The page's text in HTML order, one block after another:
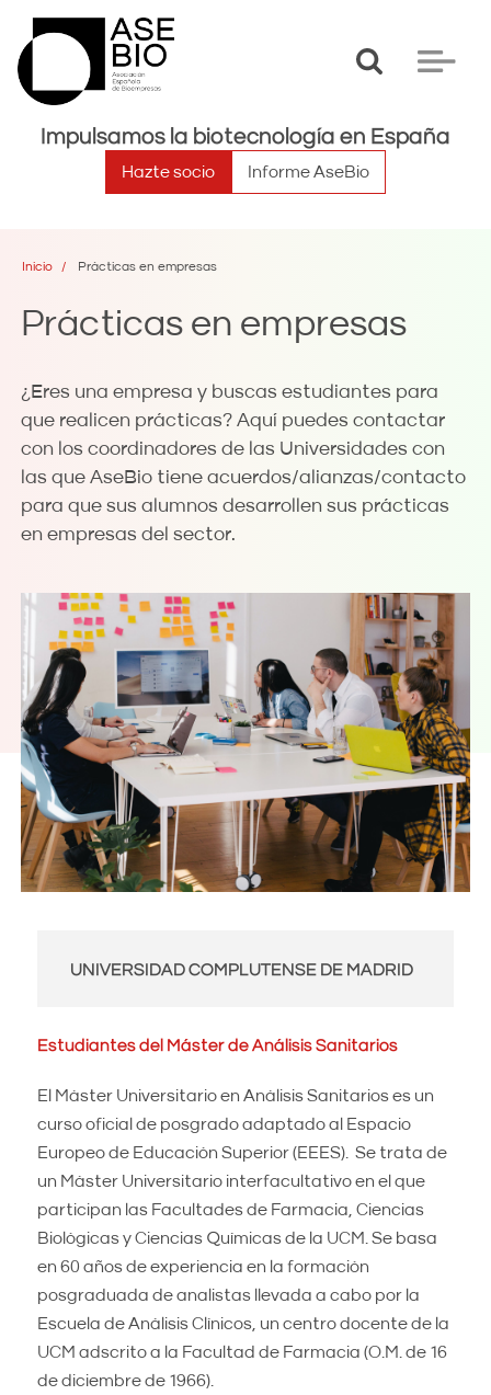
Toggle
Toggle
Impulsamos la biotecnología en España
Hazte socio Informe AseBio
Inicio Prácticas en empresas
Prácticas en empresas
¿Eres una empresa y buscas estudiantes para
que realicen prácticas? Aquí puedes contactar
con los coordinadores de las Universidades con
las que AseBio tiene acuerdos/alianzas/contacto
para que sus alumnos desarrollen sus prácticas
en empresas del sector.
UNIVERSIDAD COMPLUTENSE DE MADRID
Estudiantes del Máster de Análisis Sanitarios
El Máster Universitario en Análisis Sanitarios es un
curso oficial de posgrado adaptado al Espacio
Europeo de Educación Superior (EEES). Se trata de
un Máster Universitario interfacultativo en el que
participan las Facultades de Farmacia, Ciencias
Biológicas y Ciencias Químicas de la UCM. Se basa
en 60 años de experiencia en la formación
posgraduada de analistas llevada a cabo por la
Escuela de Análisis Clínicos, un centro docente de la
UCM adscrito a la Facultad de Farmacia (O.M. de 16
de diciembre de 1966).